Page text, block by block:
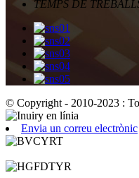
TEMPS DE TREBALL
© Copyright - 2010-2023 :
Envia un correu electrònic